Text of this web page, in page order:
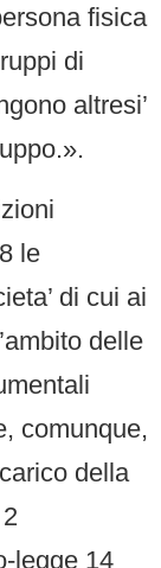
fisica
di
altresi’
le
di cui ai
delle
comunque,
della
legge 14